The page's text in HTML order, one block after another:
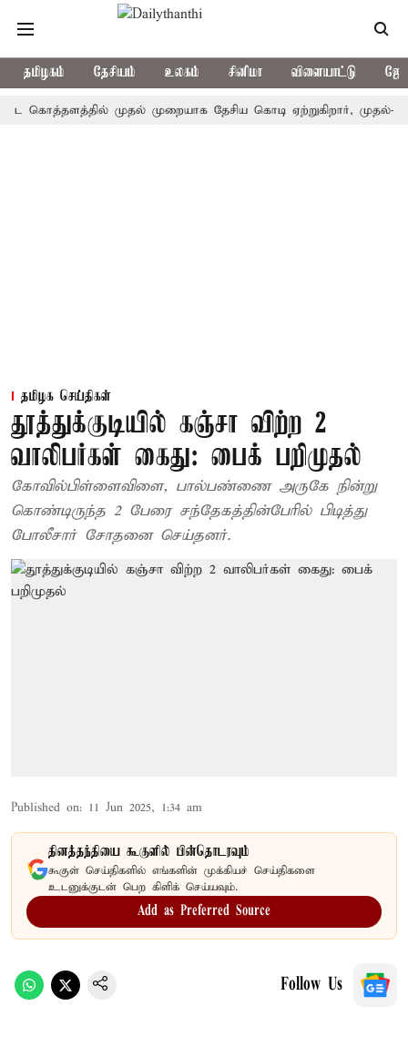
தமிழகம் தேசியம் உலகம் சினிமா விளையாட்டு
முதல் முறையாக தேசிய கொடி ஏற்றுகிறார், முதல்-
தமிழக செய்திகள்
தூத்துக்குடியில் கஞ்சா விற்ற 2
வாலிபர்கள் கைது: பைக் பறிமுதல்
கோவில்பிள்ளைவிளை, பால்பண்ணை அருகே நின்று
கொண்டிருந்த 2 பேரை சந்தேகத்தின்பேரில் பிடித்து
போலீசார் சோதனை செய்தனர்.
Published on: 11 Jun 2025, 1:34 am
தினத்தந்தியை கூகுளில் பின்தொடரவும்
கூகுள் செய்திகளில் எங்களின் முக்கியச் செய்திகளை
உடனுக்குடன் பெற கிளிக் செய்யவும்.
Add as Preferred Source
Follow Us